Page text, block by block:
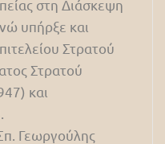
στη Διάσκεψη
υπήρξε και
Στρατού
Στρατού
και
Γεωργούλης